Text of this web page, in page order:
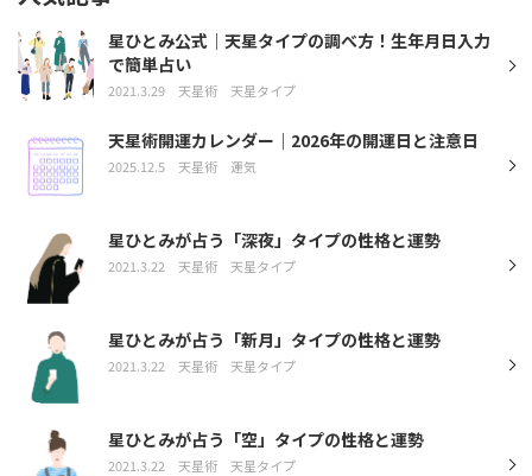
星ひとみ公式｜天星タイプの調べ方！生年月日入力
で簡単占い
2021.3.29 天星術 天星タイプ
天星術開運カレンダー｜2026年の開運日と注意日
2025.12.5 天星術 運気
星ひとみが占う「深夜」タイプの性格と運勢
2021.3.22 天星術 天星タイプ
星ひとみが占う「新月」タイプの性格と運勢
2021.3.22 天星術 天星タイプ
星ひとみが占う「空」タイプの性格と運勢
2021.3.22 天星術 天星タイプ